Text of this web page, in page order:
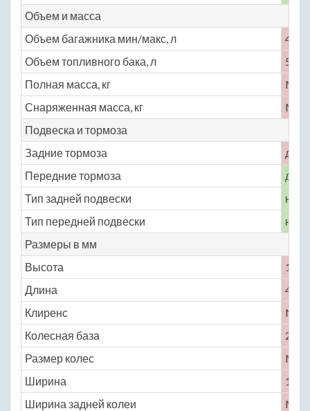
Объем и масса
Объем багажника мин/макс, л
491
Объем топливного бака, л
50
Полная масса, кг
No
Снаряженная масса, кг
No
Подвеска и тормоза
Задние тормоза
Передние тормоза
Тип задней подвески
Тип передней подвески
Размеры в мм
Высота
1600
Длина
4730
Клиренс
No
Колесная база
2870
Размер колес
No
Ширина
1890
Ширина задней колеи
No